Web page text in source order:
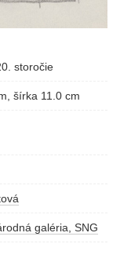
storočie
šírka 11.0 cm
galéria, SNG